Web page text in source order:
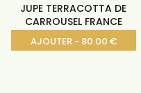
JUPE TERRACOTTA DE
CARROUSEL FRANCE
AJOUTER - 80.00 €